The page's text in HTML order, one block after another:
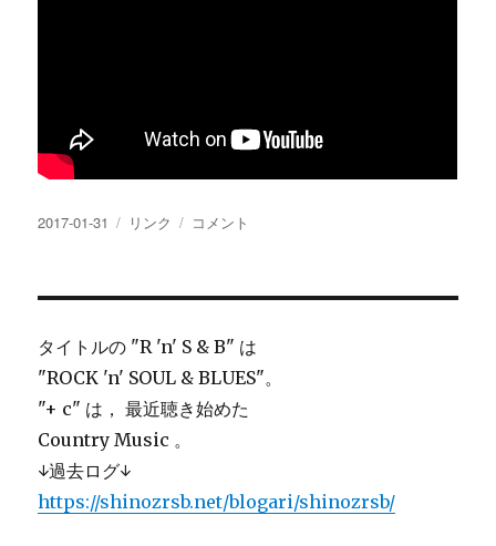
投
2017-01-31
フ
マ
ト
リンク
Starting
Again
コメント
タイトルの "R 'n' S & B" は
"ROCK 'n' SOUL & BLUES"。
"+ c" は， 最近聴き始めた
Country Music 。
↓過去ログ↓
https://shinozrsb.net/blogari/shinozrsb/